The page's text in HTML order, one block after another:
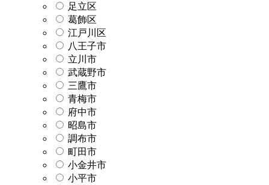
足立区
葛飾区
江戸川区
八王子市
立川市
武蔵野市
三鷹市
青梅市
府中市
昭島市
調布市
町田市
小金井市
小平市